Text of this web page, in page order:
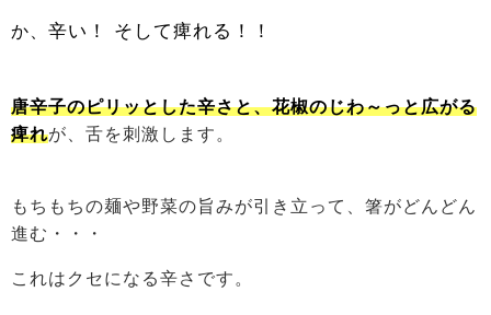
か、 辛い！ そして痺れる！！
唐辛子のピリッとした辛さと、花椒のじわ～っと広がる
痺れが、舌を刺激します。
もちもちの麺や野菜の旨みが引き立って、箸がどんどん
進む・・・
これはクセになる辛さです。